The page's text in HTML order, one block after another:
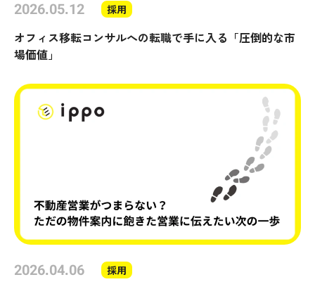
2026.05.12 採用
オフィス移転コンサルへの転職で手に入る「圧倒的な市
場価値」
2026.04.06 採用